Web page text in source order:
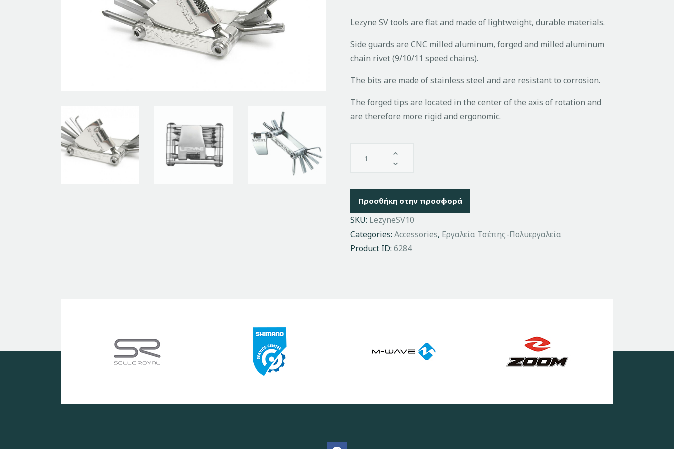
Lezyne SV tools are flat and made of lightweight, durable materials.
Side guards are CNC milled aluminum, forged and milled aluminum
chain rivet (9/10/11 speed chains).
The bits are made of stainless steel and are resistant to corrosion.
The forged tips are located in the center of the axis of rotation and
are therefore more rigid and ergonomic.
Προσθήκη στην προσφορά
SKU: LezyneSV10
Categories: Accessories, Εργαλεία Τσέπης-Πολυεργαλεία
Product ID: 6284